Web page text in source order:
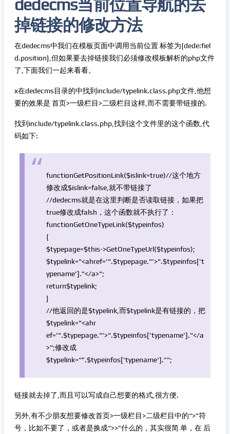
dedecms当前位置导航的去
掉链接的修改方法
在dedecms中我们在模板页面中调用当前位置 标签为{dede:fiel
d.position},但如果要去掉链接我们必须修改模板解析的php文件
了,下面我们一起来看看。
x在dedecms目录的中找到include/typelink.class.php文件,他想
要的效果是 首页>一级栏目>二级栏目这样,而不需要带链接的.
找到include/typelink.class.php,找到这个文件里的这个函数,代
码如下:
functionGetPositionLink($islink=true)//这个地方
修改成$islink=false,就不带链接了
//dedecms就是在这里判断是否读取链接，如果把
true修改成falsh，这个函数就不执行了：
functionGetOneTypeLink($typeinfos)
{
$typepage=$this->GetOneTypeUrl($typeinfos);
$typelink="<ahref='".$typepage."'>".$typeinfos['t
ypename']."</a>";
return$typelink;
}
//他返回的是$typelink,而$typelink是有链接的，把
$typelink="<ahr
ef='".$typepage."'>".$typeinfos['typename']."</a
>";修改成
$typelink=“”.$typeinfos['typename'].”";
链接就去掉了,而且可以写成自己想要的格式,很方便.
另外,有不少朋友想要修改首页>一级栏目>二级栏目中的“>”符
号，比如不要了，或者是换成“>>”什么的，其实很简 单，在 后